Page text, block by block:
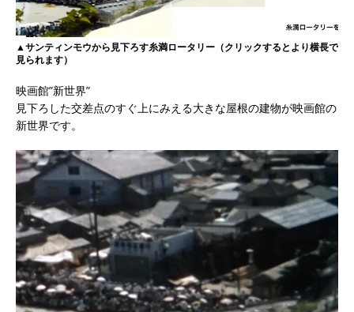
▲サンティンモウから見下ろす糸満ロータリー（クリックするとより横長で
見られます）
映画館”新世界”
見下ろした交差点のすぐ上にみえる大きな屋根の建物が映画館の
新世界です。